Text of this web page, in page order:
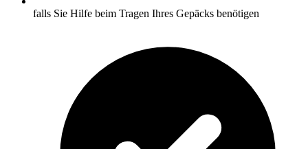
falls Sie Hilfe beim Tragen Ihres Gepäcks benötigen